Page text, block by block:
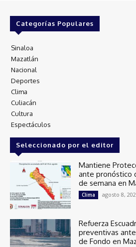
Categorías Populares
Sinaloa
Mazatlán
Nacional
Deportes
Clima
Culiacán
Cultura
Espectáculos
Seleccionado por el editor
Mantiene
ante pronóstico
de semana en
Clima agosto 8,
Refuerza
preventivas
de Fondo en